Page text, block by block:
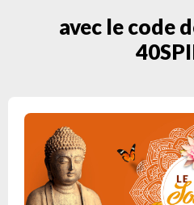
avec le code